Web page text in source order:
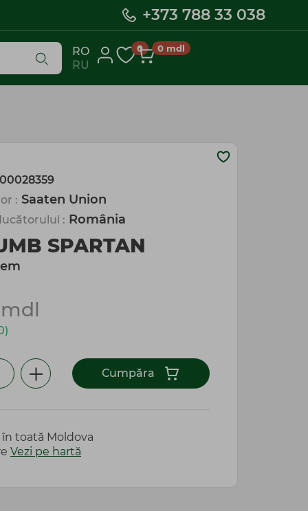
+373 788 33 038
RO
RU
0 0 mdl
: Saaten Union
: România
SPARTAN
mdl
Сumpăra
în toată Moldova
Vezi pe hartă